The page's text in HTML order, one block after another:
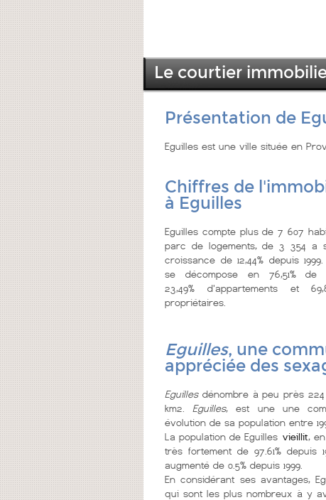
Le courtier
Présentation de
Eguilles est une ville située en
Chiffres de
à Eguilles
Eguilles compte plus de 7 607
parc de logements, de 3 354 a
croissance de 12,44% depuis
se décompose en 76,51% de
23,49% d'appartements et
propriétaires.
Eguilles, une
appréciée des
Eguillesdénombre à peu près
km2. Eguilles, est une une
évolution de sa population entre
La population de Eguilles vieillit,
très fortement de 97.61%
augmenté de 0.5% depuis 1999.
En considérant ses avantages,
qui sont les plus nombreux à y